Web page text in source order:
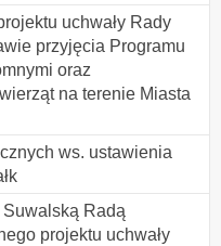
uchwały Rady
przyjęcia Programu
oraz
na terenie Miasta
ws. ustawienia
Suwalską Radą
projektu uchwały